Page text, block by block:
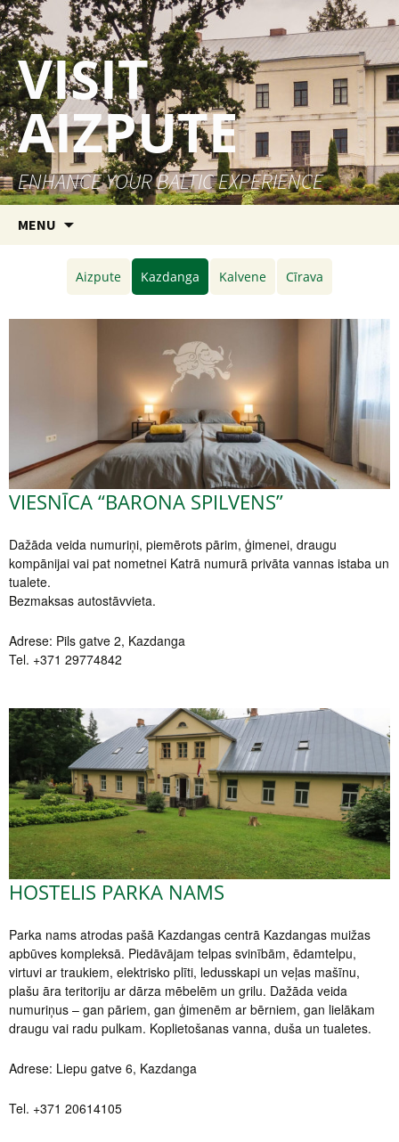
VISIT
AIZPUTE
ENHANCE YOUR BALTIC EXPERIENCE
MENU
Aizpute Kazdanga Kalvene Cīrava
VIESNĪCA “BARONA SPILVENS”
Dažāda veida numuriņi, piemērots pārim, ģimenei, draugu
kompānijai vai pat nometnei Katrā numurā privāta vannas istaba un
tualete.
Bezmaksas autostāvvieta.
Adrese: Pils gatve 2, Kazdanga
Tel. +371 29774842
HOSTELIS PARKA NAMS
Parka nams atrodas pašā Kazdangas centrā Kazdangas muižas
apbūves kompleksā. Piedāvājam telpas svinībām, ēdamtelpu,
virtuvi ar traukiem, elektrisko plīti, ledusskapi un veļas mašīnu,
plašu āra teritoriju ar dārza mēbelēm un grilu. Dažāda veida
numuriņus – gan pāriem, gan ģimenēm ar bērniem, gan lielākam
draugu vai radu pulkam. Koplietošanas vanna, duša un tualetes.
Adrese: Liepu gatve 6, Kazdanga
Tel. +371 20614105